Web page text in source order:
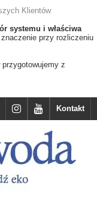
Klientów
systemu i właściwa
przy rozliczeniu
z
Kontakt